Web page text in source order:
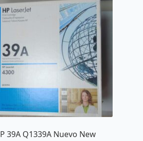
39A Q1339A Nuevo New